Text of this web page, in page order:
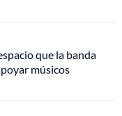
que la banda
músicos